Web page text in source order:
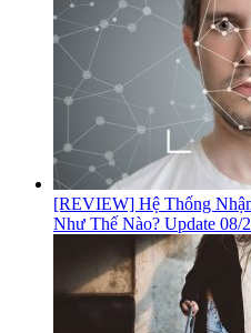
[REVIEW] Hệ Thống
Như Thế Nào? Update 08/